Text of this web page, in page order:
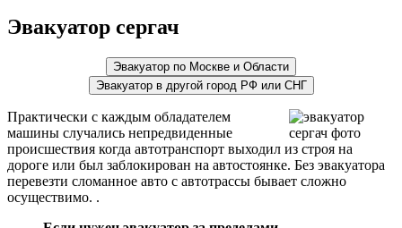
Эвакуатор сергач
Эвакуатор по Москве и Области
Эвакуатор в другой город РФ или СНГ
Практически с каждым обладателем
машины случались непредвиденные
происшествия когда автотранспорт выходил из строя на
дороге или был заблокирован на автостоянке. Без эвакуатора
перевезти сломанное авто с автотрассы бывает сложно
осуществимо. .